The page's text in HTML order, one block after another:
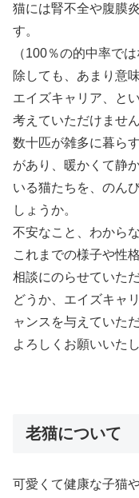
猫には腎不全や腹膜
す。
（100％の的中率で
除しても、あまり意
エイズキャリア、と
考えていただけませ
数十匹が雑多に暮ら
があり、暖かくて静
いる猫たちを、のん
しょうか。
不安なこと、わから
これまでの様子や性
相談にのらせていただ
どうか、エイズキャ
ャンスを与えていた
よろしくお願いいたし
老猫について
可愛くて健康な子猫